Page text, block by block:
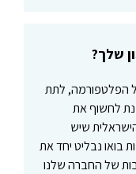
שלך?
הפלטפורמה, לתת
לחשוף את
שיש
בואו נבליט יחד את
של החברה שלנו